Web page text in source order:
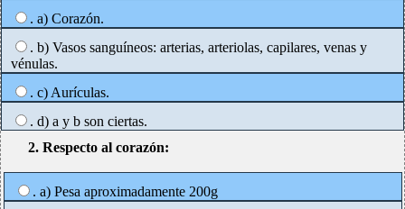
. a) Corazón.
. b) Vasos sanguíneos: arterias, arteriolas, capilares, venas y
vénulas.
. c) Aurículas.
. d) a y b son ciertas.
2. Respecto al corazón:
. a) Pesa aproximadamente 200g